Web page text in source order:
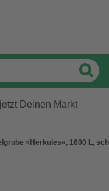
Deinen Markt
»Herkules«, 1600 L,